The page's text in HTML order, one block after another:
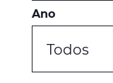
Ano
Todos